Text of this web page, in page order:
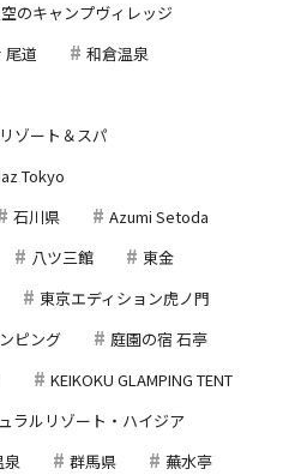
のキャンプヴィレッジ
尾道
和倉温泉
ゾート＆スパ
Tokyo
石川県
Azumi Setoda
八ツ三館
東金
東京エディション虎ノ門
ピング
庭園の宿 石亭
KEIKOKU GLAMPING TENT
ラルリゾート・ハイジア
泉 群馬県
蕪水亭